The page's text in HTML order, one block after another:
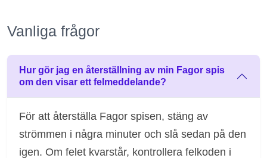
Vanliga frågor
Hur gör jag en återställning av min Fagor spis
om den visar ett felmeddelande?
För att återställa Fagor spisen, stäng av
strömmen i några minuter och slå sedan på den
igen. Om felet kvarstår, kontrollera felkoden i